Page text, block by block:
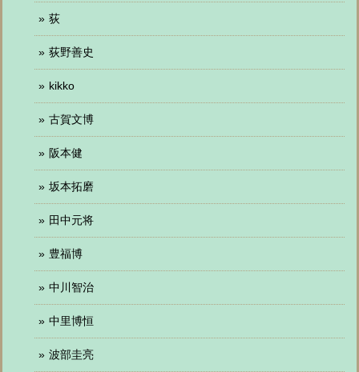
荻
荻野善史
kikko
古賀文博
阪本健
坂本拓磨
田中元将
豊福博
中川智治
中里博恒
波部圭亮